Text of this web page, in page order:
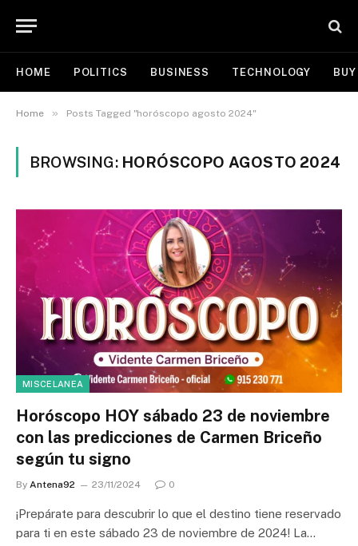
HOME POLITICS BUSINESS TECHNOLOGY
Home » Posts Tagged "horóscopo agosto 2024"
BROWSING: HORÓSCOPO AGOSTO 2024
MISCELANEA
Horóscopo HOY sábado 23 de noviembre
con las predicciones de Carmen Briceño
según tu signo
By Antena92 23/11/2024 0
¡Prepárate para descubrir lo que el destino tiene reservado
para ti en este sábado 23 de noviembre de 2024! La…